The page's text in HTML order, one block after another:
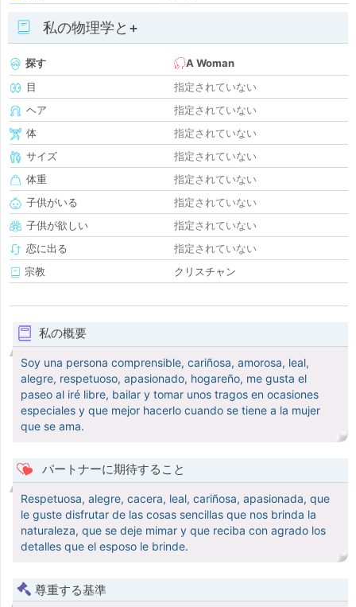
私の物理学と+
探す
A Woman
目
指定されていない
ヘア
指定されていない
体
指定されていない
サイズ
指定されていない
体重
指定されていない
子供がいる
指定されていない
子供が欲しい
指定されていない
恋に出る
指定されていない
宗教
クリスチャン
私の概要
Soy una persona comprensible, cariñosa, amorosa, leal,
alegre, respetuoso, apasionado, hogareño, me gusta el
paseo al iré libre, bailar y tomar unos tragos en ocasiones
especiales y que mejor hacerlo cuando se tiene a la mujer
que se ama.
パートナーに期待すること
Respetuosa, alegre, cacera, leal, cariñosa, apasionada, que
le guste disfrutar de las cosas sencillas que nos brinda la
naturaleza, que se deje mimar y que reciba con agrado los
detalles que el esposo le brinde.
尊重する基準